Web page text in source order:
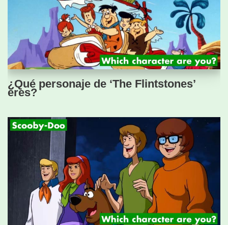
¿Qué personaje de ‘The Flintstones’
eres?